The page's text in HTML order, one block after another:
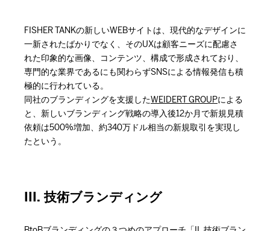
FISHER TANKの新しいWEBサイトは、現代的なデザインに
一新されたばかりでなく、そのUXは顧客ニーズに配慮さ
れた印象的な画像、コンテンツ、構成で形成されており、
専門的な業界であるにも関わらずSNSによる情報発信も積
極的に行われている。
同社のブランディングを支援したWEIDERT GROUPによる
と、新しいブランディング戦略の導入後12か月で新規見積
依頼は500%増加、約340万ドル相当の新規取引を実現し
たという。
III. 技術ブランディング